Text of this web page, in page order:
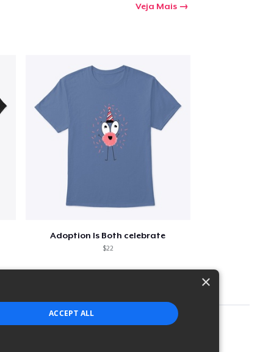
Veja Mais
Adoption Is Both celebrate
$22
×
ACCEPT ALL